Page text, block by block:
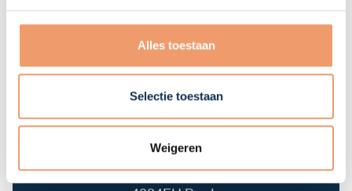
Alles toestaan
Selectie toestaan
Weigeren
Detachering
Detavast
Payrolling
Contact
Paardeweide 10